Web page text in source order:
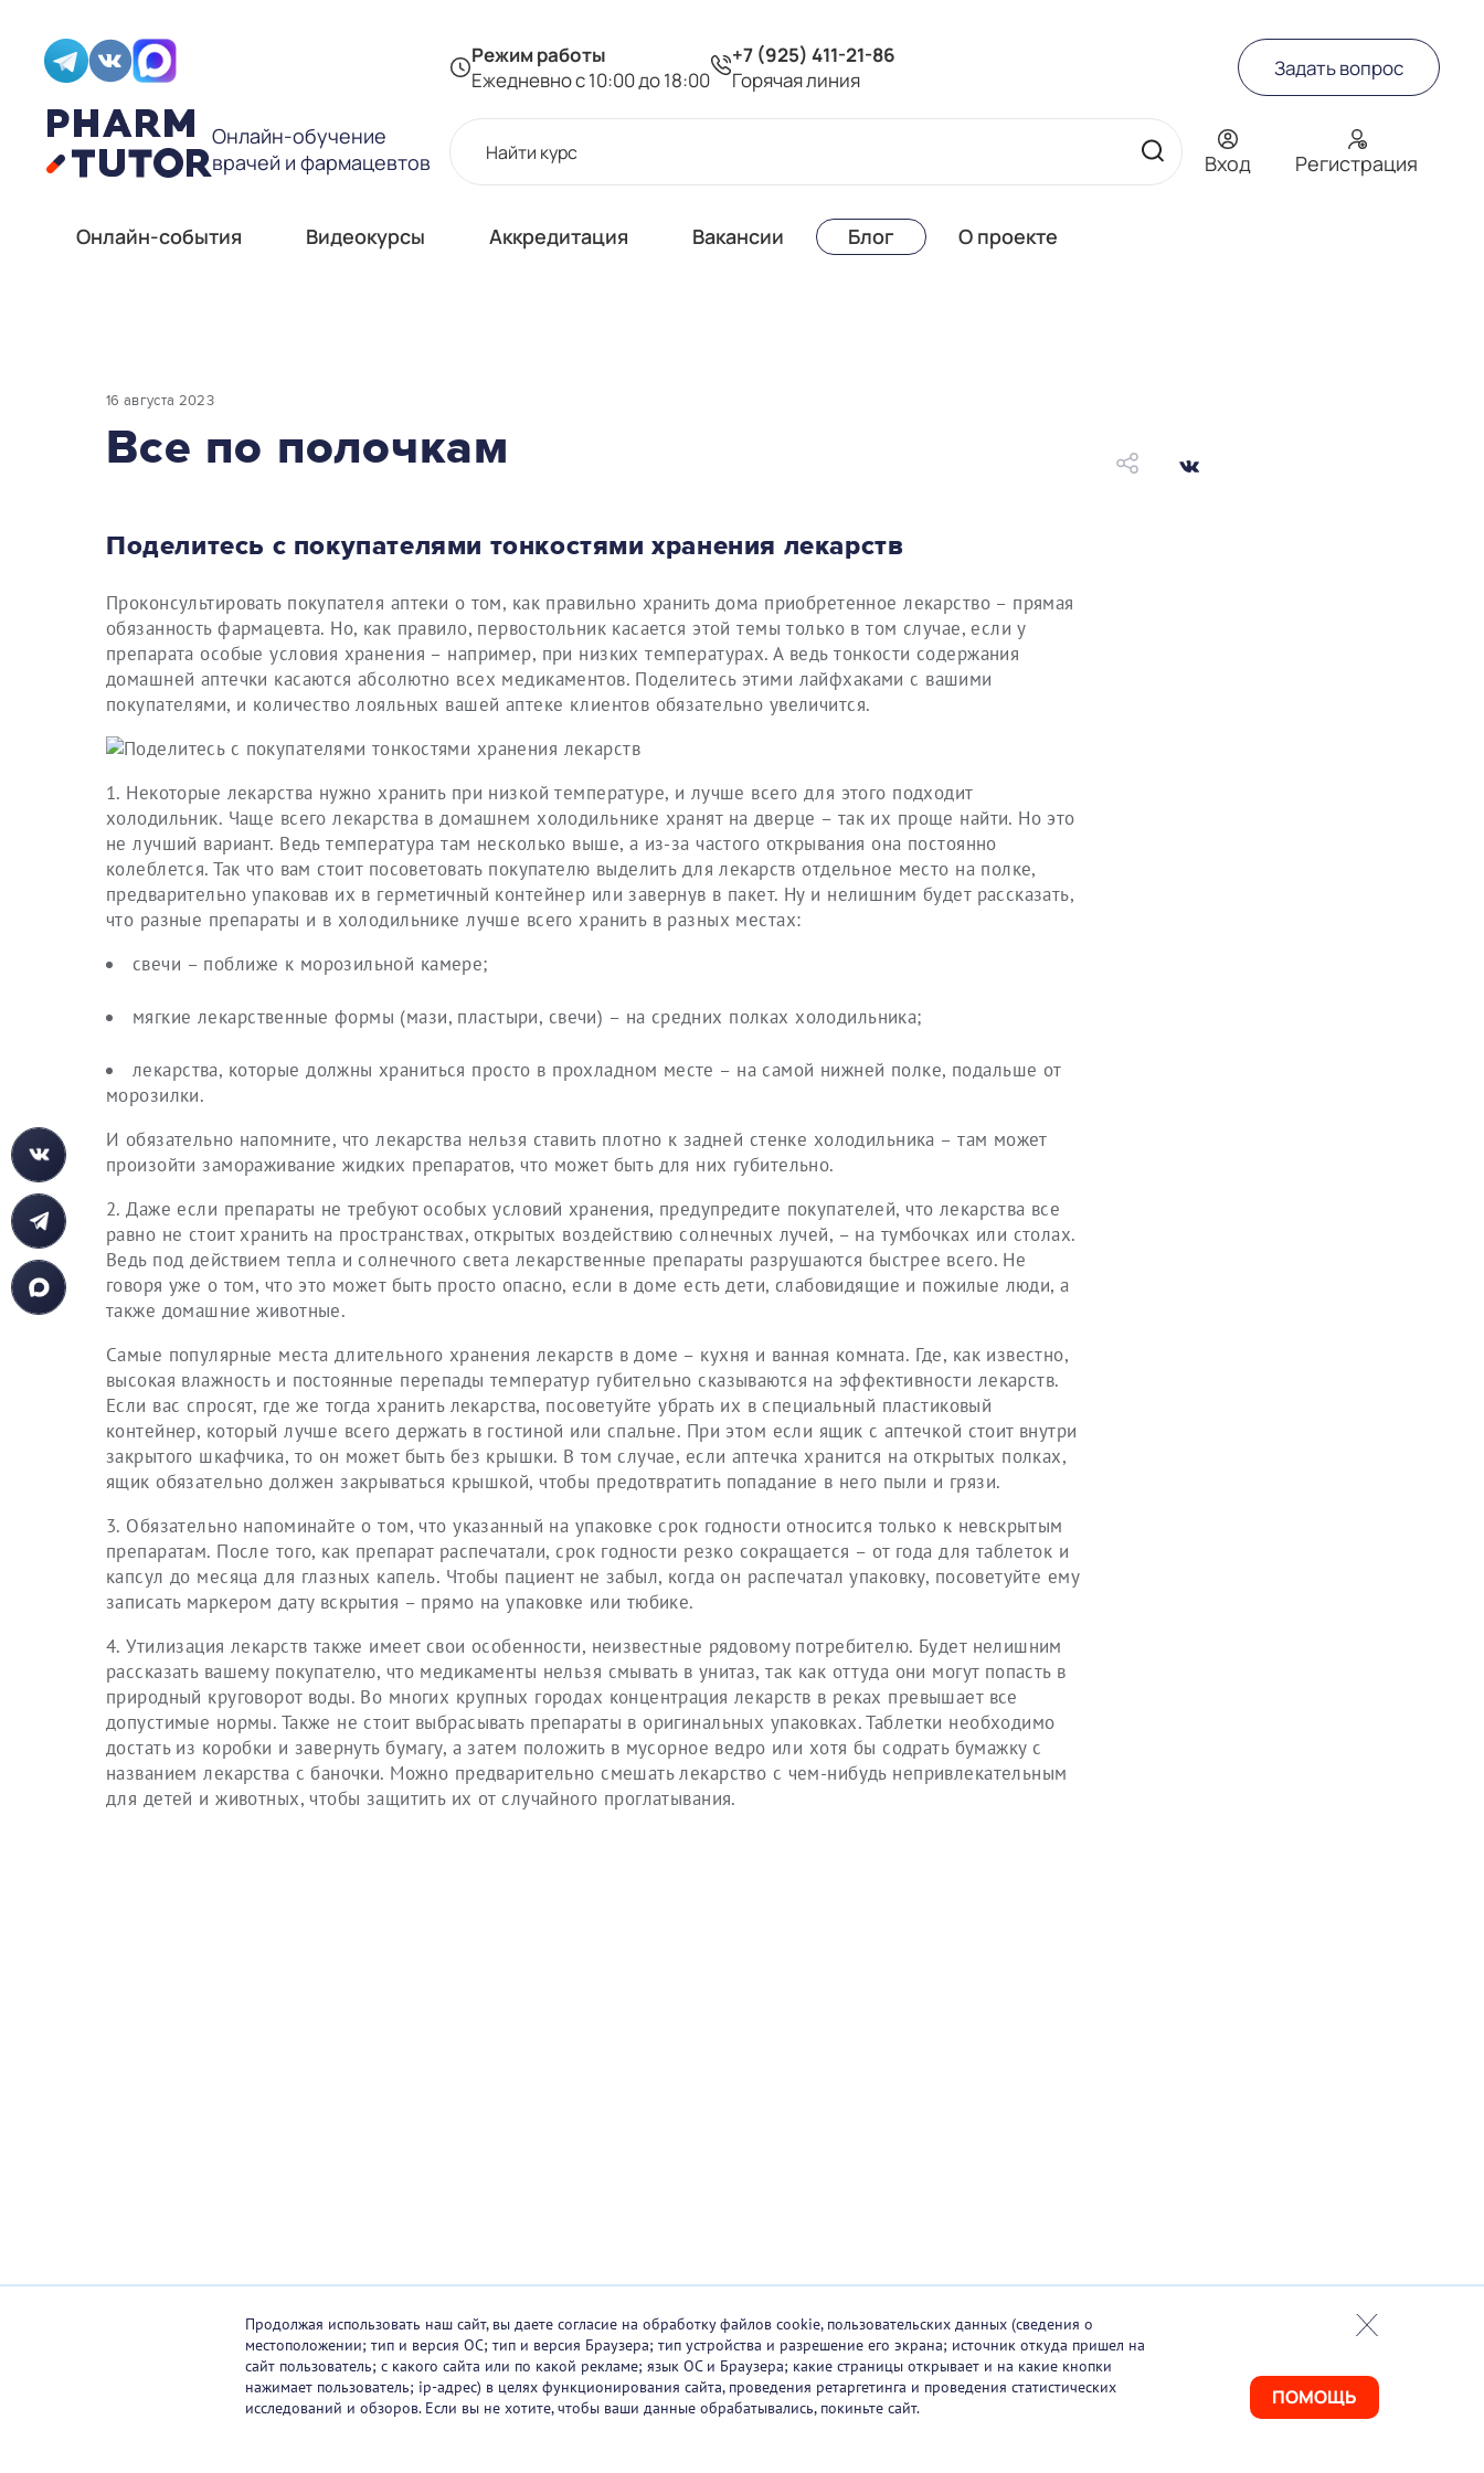
ПОМОЩЬ
Онлайн-обучение
врачей и фармацевтов
Режим работы
Ежедневно с 10:00 до 18:00
+7 (925) 411-21-86
Горячая линия
Задать вопрос
Вход Регистрация
Онлайн-события Видеокурсы Аккредитация Вакансии Блог О проекте
16 августа 2023
Все по полочкам
Поделитесь с покупателями тонкостями хранения лекарств
Проконсультировать покупателя аптеки о том, как правильно хранить дома приобретенное лекарство – прямая
обязанность фармацевта. Но, как правило, первостольник касается этой темы только в том случае, если у
препарата особые условия хранения – например, при низких температурах. А ведь тонкости содержания
домашней аптечки касаются абсолютно всех медикаментов. Поделитесь этими лайфхаками с вашими
покупателями, и количество лояльных вашей аптеке клиентов обязательно увеличится.
1. Некоторые лекарства нужно хранить при низкой температуре, и лучше всего для этого подходит
холодильник. Чаще всего лекарства в домашнем холодильнике хранят на дверце – так их проще найти. Но это
не лучший вариант. Ведь температура там несколько выше, а из-за частого открывания она постоянно
колеблется. Так что вам стоит посоветовать покупателю выделить для лекарств отдельное место на полке,
предварительно упаковав их в герметичный контейнер или завернув в пакет. Ну и нелишним будет рассказать,
что разные препараты и в холодильнике лучше всего хранить в разных местах:
свечи – поближе к морозильной камере;
мягкие лекарственные формы (мази, пластыри, свечи) – на средних полках холодильника;
лекарства, которые должны храниться просто в прохладном месте – на самой нижней полке, подальше от
морозилки.
И обязательно напомните, что лекарства нельзя ставить плотно к задней стенке холодильника – там может
произойти замораживание жидких препаратов, что может быть для них губительно.
2. Даже если препараты не требуют особых условий хранения, предупредите покупателей, что лекарства все
равно не стоит хранить на пространствах, открытых воздействию солнечных лучей, – на тумбочках или столах.
Ведь под действием тепла и солнечного света лекарственные препараты разрушаются быстрее всего. Не
говоря уже о том, что это может быть просто опасно, если в доме есть дети, слабовидящие и пожилые люди, а
также домашние животные.
Самые популярные места длительного хранения лекарств в доме – кухня и ванная комната. Где, как известно,
высокая влажность и постоянные перепады температур губительно сказываются на эффективности лекарств.
Если вас спросят, где же тогда хранить лекарства, посоветуйте убрать их в специальный пластиковый
контейнер, который лучше всего держать в гостиной или спальне. При этом если ящик с аптечкой стоит внутри
закрытого шкафчика, то он может быть без крышки. В том случае, если аптечка хранится на открытых полках,
ящик обязательно должен закрываться крышкой, чтобы предотвратить попадание в него пыли и грязи.
3. Обязательно напоминайте о том, что указанный на упаковке срок годности относится только к невскрытым
препаратам. После того, как препарат распечатали, срок годности резко сокращается – от года для таблеток и
капсул до месяца для глазных капель. Чтобы пациент не забыл, когда он распечатал упаковку, посоветуйте ему
записать маркером дату вскрытия – прямо на упаковке или тюбике.
4. Утилизация лекарств также имеет свои особенности, неизвестные рядовому потребителю. Будет нелишним
рассказать вашему покупателю, что медикаменты нельзя смывать в унитаз, так как оттуда они могут попасть в
природный круговорот воды. Во многих крупных городах концентрация лекарств в реках превышает все
допустимые нормы. Также не стоит выбрасывать препараты в оригинальных упаковках. Таблетки необходимо
достать из коробки и завернуть бумагу, а затем положить в мусорное ведро или хотя бы содрать бумажку с
названием лекарства с баночки. Можно предварительно смешать лекарство с чем-нибудь непривлекательным
для детей и животных, чтобы защитить их от случайного проглатывания.
Продолжая использовать наш сайт, вы даете согласие на обработку файлов cookie, пользовательских данных (сведения о
местоположении; тип и версия ОС; тип и версия Браузера; тип устройства и разрешение его экрана; источник откуда пришел на
сайт пользователь; с какого сайта или по какой рекламе; язык ОС и Браузера; какие страницы открывает и на какие кнопки
нажимает пользователь; ip-адрес) в целях функционирования сайта, проведения ретаргетинга и проведения статистических
исследований и обзоров. Если вы не хотите, чтобы ваши данные обрабатывались, покиньте сайт.